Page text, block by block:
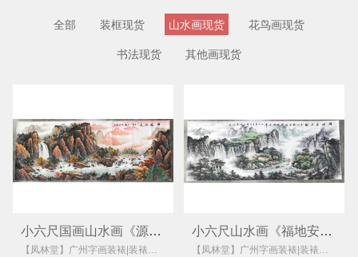
全部 装框现货 山水画现货 花鸟画现货
书法现货 其他画现货
小六尺国画山水画《源远流长》
【凤林堂】广州字画装裱|装裱店|裱画|书画装裱|国画装裱
小六尺山水画《福地安居图》
【凤林堂】广州字画装裱|装裱店|裱画|书画装裱|国画装裱